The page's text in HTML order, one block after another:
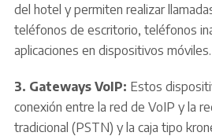
del hotel y permiten realizar
teléfonos de escritorio, teléfonos
aplicaciones en dispositivos móviles.
3. Gateways VoIP: Estos
conexión entre la red de VoIP y la
tradicional (PSTN) y la caja tipo